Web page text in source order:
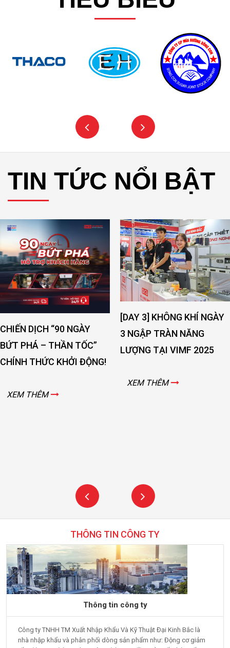
TIN TỨC NỔI BẬT
CHIẾN DỊCH “90 NGÀY
BỨT PHÁ – THẦN TỐC”
CHÍNH THỨC KHỞI ĐỘNG!
[DAY 3] KHÔNG KHÍ NGÀY
3 NGẬP TRÀN NĂNG
LƯỢNG TẠI VIMF 2025
THÔNG TIN CÔNG TY
Thông tin công ty
Công ty TNHH TM Xuất Nhập Khẩu Và Kỹ Thuật Đại Kinh Bắc là
nhà nhập khẩu và phân phối dòng sản phẩm như: Động cơ giảm
tốc, động cơ điện 3 pha, mô tơ điện DC, đầu giảm tốc, hộp số